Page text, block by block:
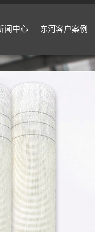
闻中心 东河客户案例